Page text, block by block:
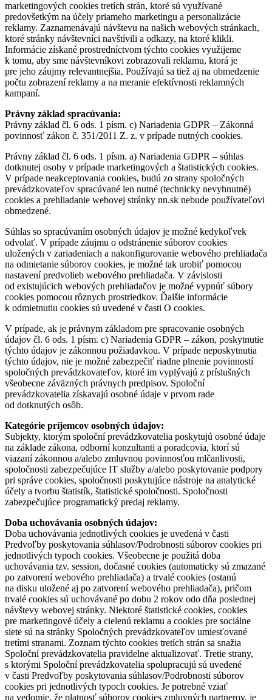
marketingových cookies tretích strán, ktoré sú využívané
predovšetkým na účely priameho marketingu a personalizácie
reklamy. Zaznamenávajú návštevu na našich webových stránkach,
ktoré stránky návštevníci navštívili a odkazy, na ktoré klikli.
Informácie získané prostredníctvom týchto cookies využijeme
k tomu, aby sme návštevníkovi zobrazovali reklamu, ktorá je
pre jeho záujmy relevantnejšia. Používajú sa tiež aj na obmedzenie
počtu zobrazení reklamy a na meranie efektívnosti reklamných
kampaní.
Právny základ spracúvania:
Právny základ čl. 6 ods. 1 písm. c) Nariadenia GDPR – Zákonná
povinnosť zákon č. 351/2011 Z. z. v prípade nutných cookies.
Právny základ čl. 6 ods. 1 písm. a) Nariadenia GDPR – súhlas
dotknutej osoby v prípade marketingových a štatistických cookies.
V prípade neakceptovania cookies, budú zo strany spoločných
prevádzkovateľov spracúvané len nutné (technicky nevyhnutné)
cookies a prehliadanie webovej stránky nn.sk nebude používateľovi
obmedzené.
Súhlas so spracúvaním osobných údajov je možné kedykoľvek
odvolať. V prípade záujmu o odstránenie súborov cookies
uložených v zariadeniach a nakonfigurovanie webového prehliadača
na odmietanie súborov cookies, je možné tak urobiť pomocou
nastavení predvolieb webového prehliadača. V závislosti
od existujúcich webových prehliadačov je možné vypnúť súbory
cookies pomocou rôznych prostriedkov. Ďalšie informácie
k odmietnutiu cookies sú uvedené v časti O cookies.
V prípade, ak je právnym základom pre spracovanie osobných
údajov čl. 6 ods. 1 písm. c) Nariadenia GDPR – zákon, poskytnutie
týchto údajov je zákonnou požiadavkou. V prípade neposkytnutia
týchto údajov, nie je možné zabezpečiť riadne plnenie povinností
spoločných prevádzkovateľov, ktoré im vyplývajú z príslušných
všeobecne záväzných právnych predpisov. Spoloční
prevádzkovatelia získavajú osobné údaje v prvom rade
od dotknutých osôb.
Kategórie príjemcov osobných údajov:
Subjekty, ktorým spoloční prevádzkovatelia poskytujú osobné údaje
na základe zákona, odborní konzultanti a poradcovia, ktorí sú
viazaní zákonnou a/alebo zmluvnou povinnosťou mlčanlivosti,
spoločnosti zabezpečujúce IT služby a/alebo poskytovanie podpory
pri správe cookies, spoločnosti poskytujúce nástroje na analytické
účely a tvorbu štatistík, štatistické spoločnosti. Spoločnosti
zabezpečujúce programatický predaj reklamy.
Doba uchovávania osobných údajov:
Doba uchovávania jednotlivých cookies je uvedená v časti
Predvoľby poskytovania súhlasov/Podrobnosti súborov cookies pri
jednotlivých typoch cookies. Všeobecne je použitá doba
uchovávania tzv. session, dočasné cookies (automaticky sú zmazané
po zatvorení webového prehliadača) a trvalé cookies (ostanú
na disku uložené aj po zatvorení webového prehliadača), pričom
trvalé cookies sú uchovávané po dobu 2 rokov odo dňa poslednej
návštevy webovej stránky. Niektoré štatistické cookies, cookies
pre marketingové účely a cielenú reklamu a cookies pre sociálne
siete sú na stránky Spoločných prevádzkovateľov umiesťované
tretími stranami. Zoznam týchto cookies tretích strán sa snažia
Spoloční prevádzkovatelia pravidelne aktualizovať. Tretie strany,
s ktorými Spoloční prevádzkovatelia spolupracujú sú uvedené
v časti Predvoľby poskytovania súhlasov/Podrobnosti súborov
cookies pri jednotlivých typoch cookies. Je potrebné vziať
na vedomie, že platnosť súborov cookies zmluvných partnerov, je